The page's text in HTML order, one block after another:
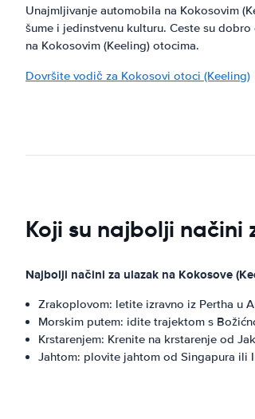
Unajmljivanje automobila na Kokosovim
šume i jedinstvenu kulturu. Ceste su
na Kokosovim (Keeling) otocima.
Dovršite vodič za Kokosovi otoci (Keeling)
Koji su najbolji načini
Najbolji načini za ulazak na Kokosove
Zrakoplovom: letite izravno iz Pertha u
Morskim putem: idite trajektom s
Krstarenjem: Krenite na krstarenje od
Jahtom: plovite jahtom od Singapura ili